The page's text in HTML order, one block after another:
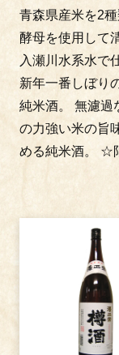
青森県産米を2
酵母を使用して
入瀬川水系水で
新年一番しぼり
純米酒。 無濾過
の力強い米の旨
める純米酒。 ☆